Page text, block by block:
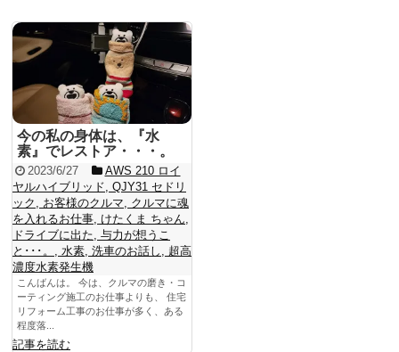
今の私の身体は、『水
素』でレストア・・・。
2023/6/27
AWS 210 ロイ
ヤルハイブリッド QJY31 セドリ
ック
お客様のクルマ
クルマに魂
を入れるお仕事 けたくま ちゃん
ドライブに出た 与力が想うこ
と･･･。
水素 洗車のお話し
超高
濃度水素発生機
こんばんは。 今は、クルマの磨き・コ
ーティング施工のお仕事よりも、 住宅
リフォーム工事のお仕事が多く、ある
程度落...
記事を読む